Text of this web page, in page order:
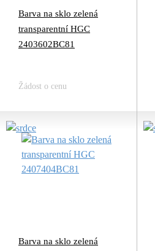
Barva na sklo zelená
transparentní HGC
2403602BC81
Žádost o cenu
Barva na sklo zelená